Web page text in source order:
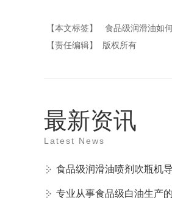
【本文标签】 食品级润滑油如
【责任编辑】
版权所有
最新资讯
Latest News
食品级润滑油喷剂吹瓶机
专业从事食品级白油生产